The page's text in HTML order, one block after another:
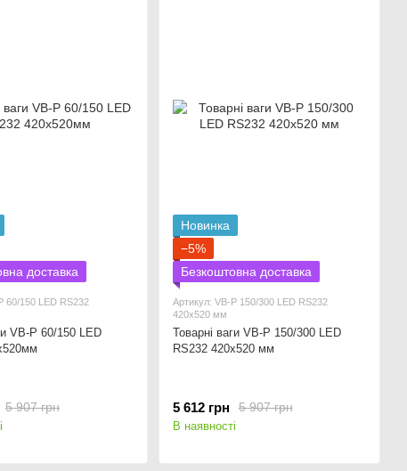
доставка
60/150 LED RS232
VB-P 60/150 LED
5 907 грн
Новинка
−5%
Безкоштовна доставка
Артикул: VB-P 150/300 LED RS232
420х520 мм
Товарні ваги VB-P 150/300 LED
RS232 420х520 мм
5 907 грн
5 612 грн
В наявності